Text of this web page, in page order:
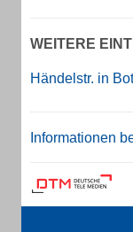
WEITERE
Händelstr. in
Informationen